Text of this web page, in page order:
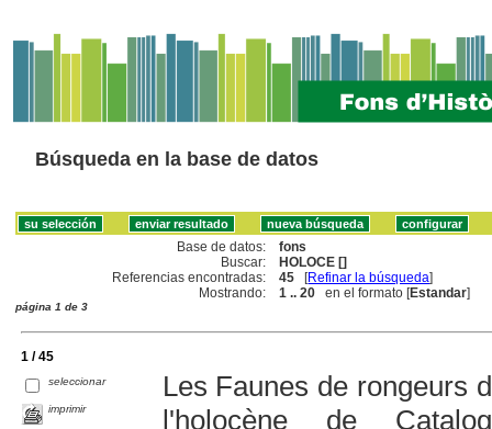
Búsqueda en la base de datos
Base de datos:
fons
Buscar:
HOLOCE []
Referencias encontradas:
45 [Refinar la búsqueda]
Mostrando:
1 .. 20 en el formato [Estandar]
página 1 de 3
1 / 45
seleccionar
imprimir
Les Faunes de rongeurs
l'holocène de